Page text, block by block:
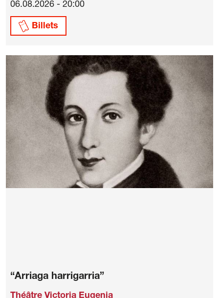
06.08.2026 - 20:00
Billets
“Arriaga harrigarria”
Théâtre Victoria Eugenia